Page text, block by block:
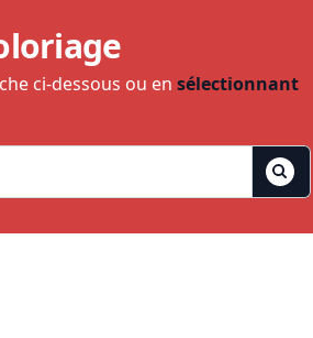
ci-dessous ou en sélectionnant